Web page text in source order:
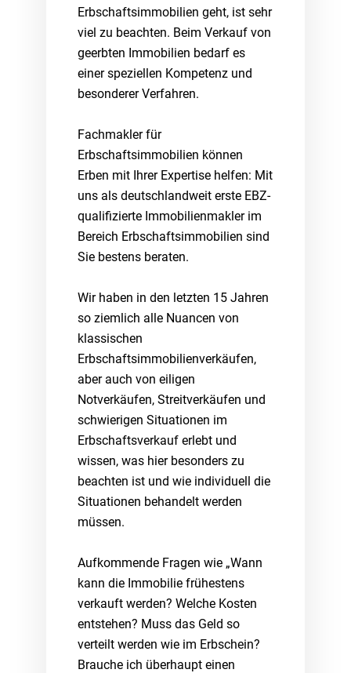
Erbschaftsimmobilien geht, ist sehr
viel zu beachten. Beim Verkauf von
geerbten Immobilien bedarf es
einer speziellen Kompetenz und
besonderer Verfahren.
Fachmakler für
Erbschaftsimmobilien können
Erben mit Ihrer Expertise helfen: Mit
uns als deutschlandweit erste EBZ‐
qualifizierte Immobilienmakler im
Bereich Erbschaftsimmobilien sind
Sie bestens beraten.
Wir haben in den letzten 15 Jahren
so ziemlich alle Nuancen von
klassischen
Erbschaftsimmobilienverkäufen,
aber auch von eiligen
Notverkäufen, Streitverkäufen und
schwierigen Situationen im
Erbschaftsverkauf erlebt und
wissen, was hier besonders zu
beachten ist und wie individuell die
Situationen behandelt werden
müssen.
Aufkommende Fragen wie „Wann
kann die Immobilie frühestens
verkauft werden? Welche Kosten
entstehen? Muss das Geld so
verteilt werden wie im Erbschein?
Brauche ich überhaupt einen